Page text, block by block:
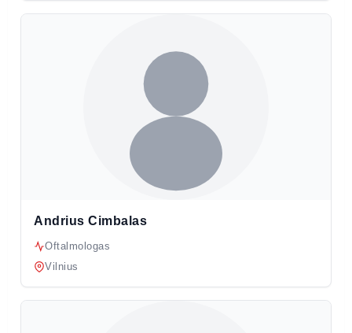
Andrius Cimbalas
Oftalmologas
Vilnius